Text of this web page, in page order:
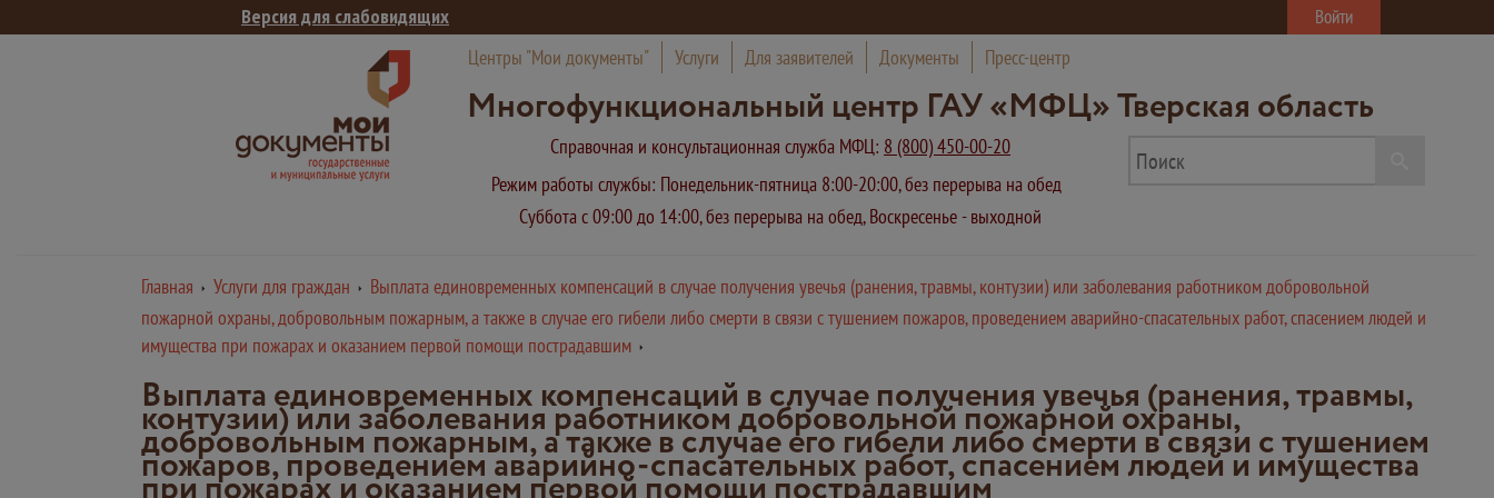
Версия для слабовидящих Войти
Центры "Мои документы" Услуги Для заявителей Документы Пресс-центр
Многофункциональный центр ГАУ «МФЦ» Тверская область
Справочная и консультационная служба МФЦ: 8 (800) 450-00-20
Режим работы службы: Понедельник-пятница 8:00-20:00, без перерыва на обед
Суббота с 09:00 до 14:00, без перерыва на обед, Воскресенье - выходной
Главная Услуги для граждан
Выплата единовременных компенсаций в случае получения увечья (ранения, травмы, контузии) или заболевания работником добровольной
пожарной охраны, добровольным пожарным, а также в случае его гибели либо смерти в связи с тушением пожаров, проведением аварийно-спасательных работ, спасением людей и
имущества при пожарах и оказанием первой помощи пострадавшим
Выплата единовременных компенсаций в случае получения увечья (ранения, травмы,
контузии) или заболевания работником добровольной пожарной охраны,
добровольным пожарным, а также в случае его гибели либо смерти в связи с тушением
пожаров, проведением аварийно-спасательных работ, спасением людей и имущества